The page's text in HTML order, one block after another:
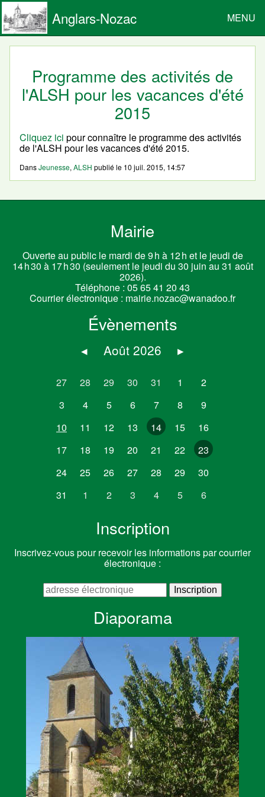
Anglars-Nozac MENU
Programme des activités de
l'ALSH pour les vacances d'été
2015
Cliquez ici pour connaître le programme des activités
de l'ALSH pour les vacances d'été 2015.
DansJeunesse,ALSH publié le 10 juil. 2015, 14:57
Mairie
Ouverte au public le mardi de 9 h à 12 h et le jeudi de
14 h 30 à 17 h 30 (seulement le jeudi du 30 juin au 31 août
2026).
Téléphone : 05 65 41 20 43
Courrier électronique : mairie.nozac@wanadoo.fr
Évènements
◂ Août 2026 ▸
27 28 29 30 31 1
2
3
4 5 6 7 8
9
10
11 12 13 14 15
16
17
18 19 20 21 22
23
24
25 26 27 28 29
30
31
1 2 3 4 5 6
Inscription
Inscrivez-vous pour recevoir les informations par courrier
électronique :
Diaporama